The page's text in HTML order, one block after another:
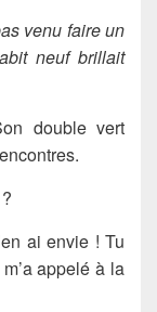
venu faire un
neuf brillait
double vert
ai envie ! Tu
appelé à la